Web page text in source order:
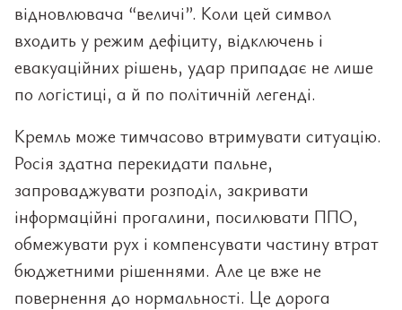
відновлювача “величі”. Коли цей символ
входить у режим дефіциту, відключень і
евакуаційних рішень, удар припадає не лише
по логістиці, а й по політичній легенді.
Кремль може тимчасово втримувати ситуацію.
Росія здатна перекидати пальне,
запроваджувати розподіл, закривати
інформаційні прогалини, посилювати ППО,
обмежувати рух і компенсувати частину втрат
бюджетними рішеннями. Але це вже не
повернення до нормальності. Це дорога